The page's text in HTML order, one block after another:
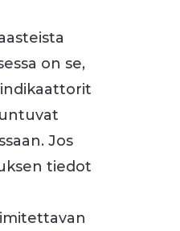
on se,
Jos
tiedot